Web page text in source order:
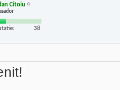
Citoiu
38